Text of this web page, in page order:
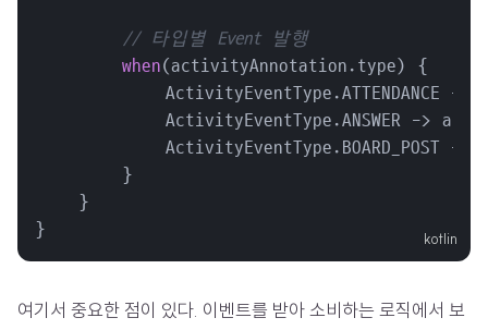
// 타입별 Event 발행
when(activityAnnotation.type) {
ActivityEventType.ATTENDANCE ->
ActivityEventType.ANSWER ->
ActivityEventType.BOARD_POST ->
        }
    }
}
여기서 중요한 점이 있다. 이벤트를 받아 소비하는 로직에서 보